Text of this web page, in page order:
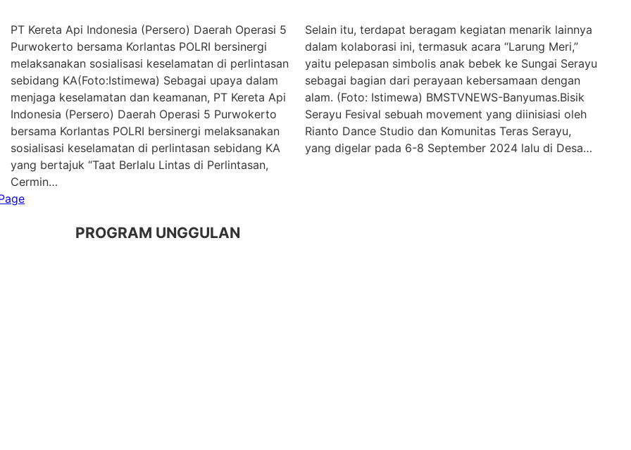
PT Kereta Api Indonesia (Persero) Daerah Operasi 5
Purwokerto bersama Korlantas POLRI bersinergi
melaksanakan sosialisasi keselamatan di perlintasan
sebidang KA(Foto:Istimewa) Sebagai upaya dalam
menjaga keselamatan dan keamanan, PT Kereta Api
Indonesia (Persero) Daerah Operasi 5 Purwokerto
bersama Korlantas POLRI bersinergi melaksanakan
sosialisasi keselamatan di perlintasan sebidang KA
yang bertajuk “Taat Berlalu Lintas di Perlintasan,
Cermin…
Selain itu, terdapat beragam kegiatan menarik lainnya
dalam kolaborasi ini, termasuk acara “Larung Meri,”
yaitu pelepasan simbolis anak bebek ke Sungai Serayu
sebagai bagian dari perayaan kebersamaan dengan
alam. (Foto: Istimewa) BMSTVNEWS-Banyumas.Bisik
Serayu Fesival sebuah movement yang diinisiasi oleh
Rianto Dance Studio dan Komunitas Teras Serayu,
yang digelar pada 6-8 September 2024 lalu di Desa…
PROGRAM UNGGULAN